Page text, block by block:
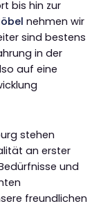
bis hin zur
nehmen wir
sind bestens
in der
auf eine
stehen
an erster
und
freundlichen